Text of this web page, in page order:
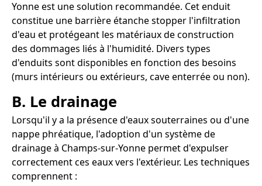
Yonne est une solution recommandée. Cet enduit
constitue une barrière étanche stopper l'infiltration
d'eau et protégeant les matériaux de construction
des dommages liés à l'humidité. Divers types
d'enduits sont disponibles en fonction des besoins
(murs intérieurs ou extérieurs, cave enterrée ou non).
B. Le drainage
Lorsqu'il y a la présence d'eaux souterraines ou d'une
nappe phréatique, l'adoption d'un système de
drainage à Champs-sur-Yonne permet d'expulser
correctement ces eaux vers l'extérieur. Les techniques
comprennent :